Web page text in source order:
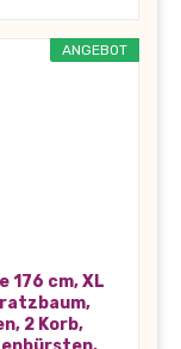
ANGEBOT
176 cm, XL
2 Korb,